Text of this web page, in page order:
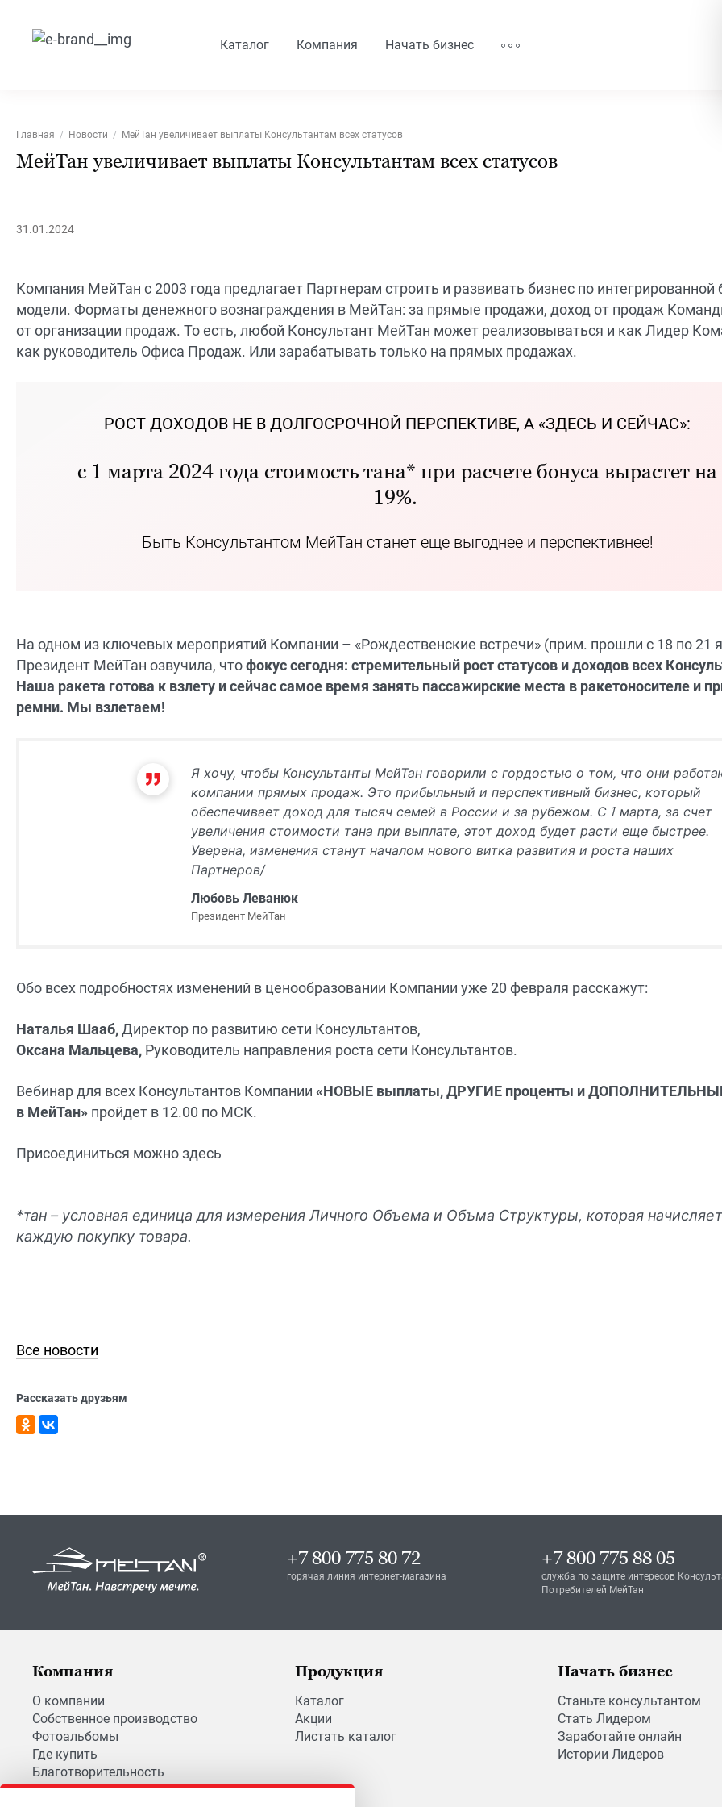
Каталог Компания Начать бизнес
Главная Новости МейТан увеличивает выплаты Консультантам всех статусов
МейТан увеличивает выплаты Консультантам всех статусов
31.01.2024
Компания МейТан с 2003 года предлагает Партнерам строить и развивать бизнес по интегрированной
модели. Форматы денежного вознаграждения в МейТан: за прямые продажи, доход от продаж
от организации продаж. То есть, любой Консультант МейТан может реализовываться и как Лидер
как руководитель Офиса Продаж. Или зарабатывать только на прямых продажах.
РОСТ ДОХОДОВ НЕ В ДОЛГОСРОЧНОЙ ПЕРСПЕКТИВЕ, А «ЗДЕСЬ И СЕЙЧАС»:
с 1 марта 2024 года стоимость тана* при расчете бонуса вырастет на
19%.
Быть Консультантом МейТан станет еще выгоднее и перспективнее!
На одном из ключевых мероприятий Компании – «Рождественские встречи» (прим. прошли с 18 по 21
Президент МейТан озвучила, чтофокус сегодня: стремительный рост статусов и доходов всех
Наша ракета готова к взлету и сейчас самое время занять пассажирские места в ракетоносителе и
ремни. Мы взлетаем!
Я хочу, чтобы Консультанты МейТан говорили с гордостью о том, что они
компании прямых продаж. Это прибыльный и перспективный бизнес, который
обеспечивает доход для тысяч семей в России и за рубежом. С 1 марта, за счет
увеличения стоимости тана при выплате, этот доход будет расти еще быстрее.
Уверена, изменения станут началом нового витка развития и роста наших
Партнеров/
Любовь Леванюк
Президент МейТан
Обо всех подробностях изменений в ценообразовании Компании уже 20 февраля расскажут:
Наталья Шааб,Директор по развитию сети Консультантов,
Оксана Мальцева, Руководитель направления роста сети Консультантов.
Вебинар для всех Консультантов Компании «НОВЫЕ выплаты, ДРУГИЕ проценты и
в МейТан» пройдет в 12.00 по МСК.
Присоединиться можноздесь
*тан – условная единица для измерения Личного Объема и Объма Структуры, которая
каждую покупку товара.
Все новости
Рассказать друзьям
+7 800 775 80 72
горячая линия интернет-магазина
+7 800 775 88 05
служба по защите интересов
Потребителей МейТан
Компания
О компании
Собственное производство
Фотоальбомы
Где купить
Благотворительность
Вакансии
Продукция
Каталог
Акции
Листать каталог
Начать бизнес
Станьте консультантом
Стать Лидером
Заработайте онлайн
Истории Лидеров